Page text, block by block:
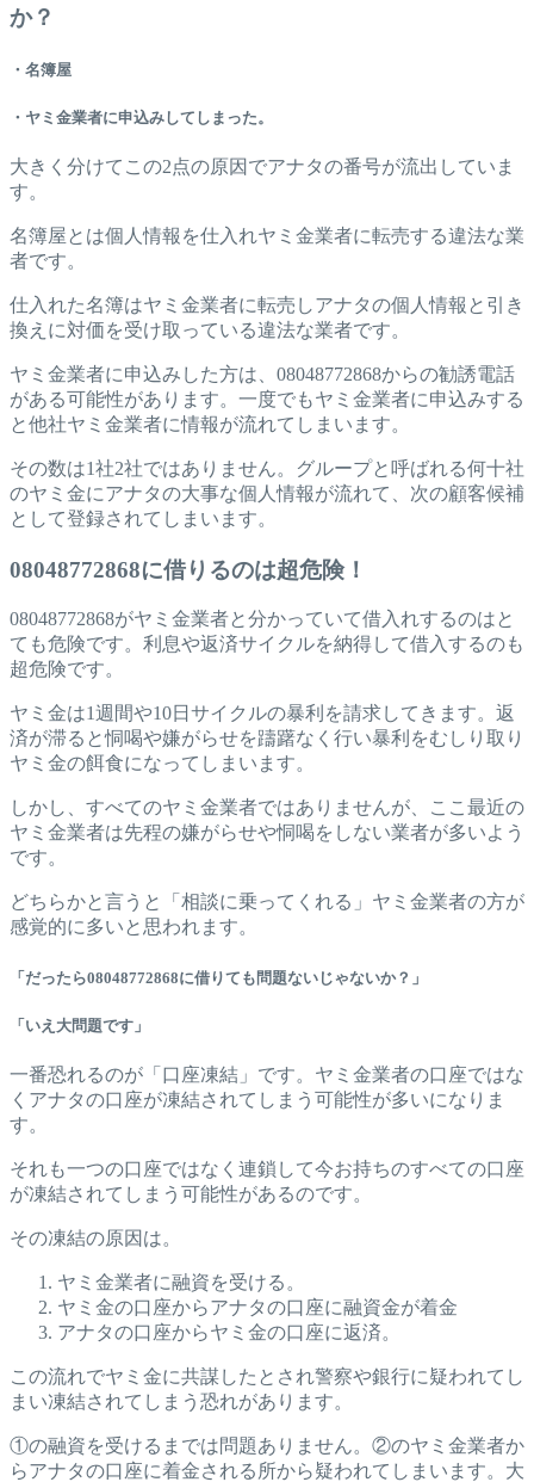
か？
・名簿屋
・ヤミ金業者に申込みしてしまった。
大きく分けてこの2点の原因でアナタの番号が流出していま
す。
名簿屋とは個人情報を仕入れヤミ金業者に転売する違法な業
者です。
仕入れた名簿はヤミ金業者に転売しアナタの個人情報と引き
換えに対価を受け取っている違法な業者です。
ヤミ金業者に申込みした方は、08048772868からの勧誘電話
がある可能性があります。一度でもヤミ金業者に申込みする
と他社ヤミ金業者に情報が流れてしまいます。
その数は1社2社ではありません。グループと呼ばれる何十社
のヤミ金にアナタの大事な個人情報が流れて、次の顧客候補
として登録されてしまいます。
08048772868に借りるのは超危険！
08048772868がヤミ金業者と分かっていて借入れするのはと
ても危険です。利息や返済サイクルを納得して借入するのも
超危険です。
ヤミ金は1週間や10日サイクルの暴利を請求してきます。返
済が滞ると恫喝や嫌がらせを躊躇なく行い暴利をむしり取り
ヤミ金の餌食になってしまいます。
しかし、すべてのヤミ金業者ではありませんが、ここ最近の
ヤミ金業者は先程の嫌がらせや恫喝をしない業者が多いよう
です。
どちらかと言うと「相談に乗ってくれる」ヤミ金業者の方が
感覚的に多いと思われます。
「だったら08048772868に借りても問題ないじゃないか？」
「いえ大問題です」
一番恐れるのが「口座凍結」です。ヤミ金業者の口座ではな
くアナタの口座が凍結されてしまう可能性が多いになりま
す。
それも一つの口座ではなく連鎖して今お持ちのすべての口座
が凍結されてしまう可能性があるのです。
その凍結の原因は。
ヤミ金業者に融資を受ける。
ヤミ金の口座からアナタの口座に融資金が着金
アナタの口座からヤミ金の口座に返済。
この流れでヤミ金に共謀したとされ警察や銀行に疑われてし
まい凍結されてしまう恐れがあります。
①の融資を受けるまでは問題ありません。②のヤミ金業者か
らアナタの口座に着金される所から疑われてしまいます。大